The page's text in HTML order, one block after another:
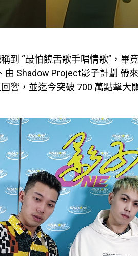
到 “最怕饒舌歌手唱情歌”，畢
由 Shadow Project影子計劃 帶
響，並迄今突破 700 萬點擊大